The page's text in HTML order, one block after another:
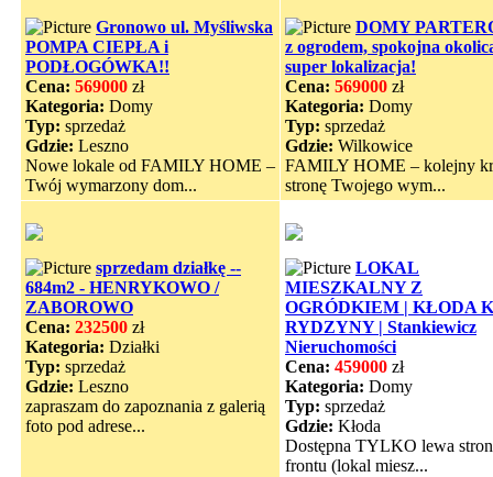
Gronowo ul. Myśliwska
POMPA CIEPŁA i
PODŁOGÓWKA!!
Cena: 569000 zł
Kategoria: Domy
Typ: sprzedaż
Gdzie: Leszno
Nowe lokale od FAMILY HOME –
Twój wymarzony dom...
DOMY
z ogrodem, spokojna
super lokalizacja!
Cena: 569000 zł
Kategoria: Domy
Typ: sprzedaż
Gdzie: Wilkowice
FAMILY HOME – kolejny
stronę Twojego wym...
sprzedam działkę --
684m2 - HENRYKOWO /
ZABOROWO
Cena: 232500 zł
Kategoria: Działki
Typ: sprzedaż
Gdzie: Leszno
zapraszam do zapoznania z galerią
foto pod adrese...
LOKAL
MIESZKALNY Z
OGRÓDKIEM | KŁODA
RYDZYNY | Stankiewicz
Nieruchomości
Cena: 459000 zł
Kategoria: Domy
Typ: sprzedaż
Gdzie: Kłoda
Dostępna TYLKO lewa
frontu (lokal miesz...